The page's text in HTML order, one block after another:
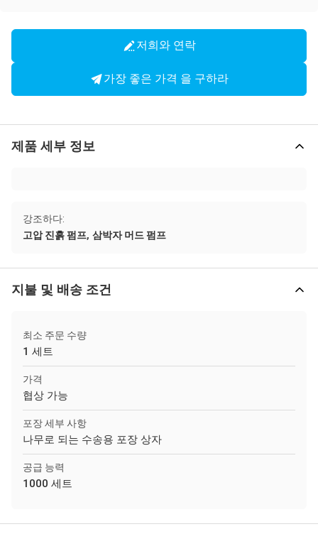
저희와 연락
가장 좋은 가격 을 구하라
제품 세부 정보
강조하다:
고압 진흙 펌프, 삼박자 머드 펌프
지불 및 배송 조건
최소 주문 수량
1 세트
가격
협상 가능
포장 세부 사항
나무로 되는 수송용 포장 상자
공급 능력
1000 세트